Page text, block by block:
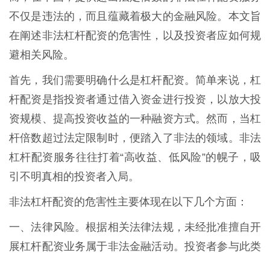
不仅是违法的，而且蕴藏着极大的金融风险。本文旨
在阐述非法杠杆配资的危害性，以及投资者应如何规
避相关风险。
首先，我们需要明确什么是杠杆配资。简单来说，杠
杆配资是指投资者通过借入资金进行投资，以放大投
资规模、提高投资收益的一种融资方式。然而，当杠
杆倍数超过法定限制时，便踏入了非法的领域。非法
杠杆配资服务往往打着“高收益、低风险”的幌子，吸
引不明真相的投资者入局。
非法杠杆配资的危害性主要体现在以下几个方面：
一、法律风险。根据相关法律法规，未经批准擅自开
展杠杆配资业务属于非法金融活动。投资者参与此类